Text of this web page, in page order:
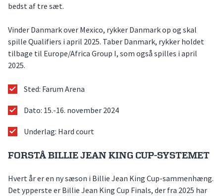
bedst af tre sæt.
Vinder Danmark over Mexico, rykker Danmark op og skal
spille Qualifiers i april 2025. Taber Danmark, rykker holdet
tilbage til Europe/Africa Group I, som også spilles i april
2025.
Sted: Farum Arena
Dato: 15.-16. november 2024
Underlag: Hard court
FORSTÅ BILLIE JEAN KING CUP-SYSTEMET
Hvert år er en ny sæson i Billie Jean King Cup-sammenhæng.
Det ypperste er Billie Jean King Cup Finals, der fra 2025 har